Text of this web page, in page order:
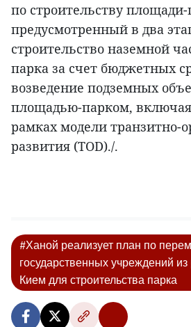
по строительству площади-
предусмотренный в два
строительство наземной
парка за счет бюджетных
возведение подземных
площадью-парком,
рамках модели транзитно-
развития (TOD)./.
#Ханой реализует план по
государственных учреждений
Кием для строительства парка